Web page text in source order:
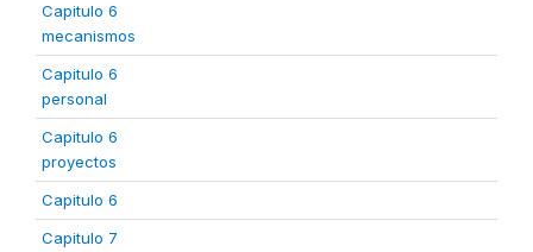
Capitulo 6
mecanismos
Capitulo 6
personal
Capitulo 6
proyectos
Capitulo 6
Capitulo 7